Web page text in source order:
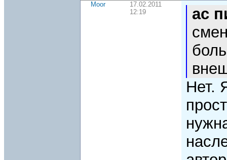
Moor
17.02.2011
12:19
ac
Нет.